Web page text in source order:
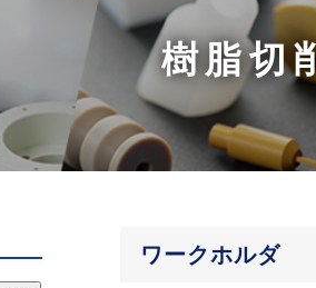
樹脂切
ワークホルダ